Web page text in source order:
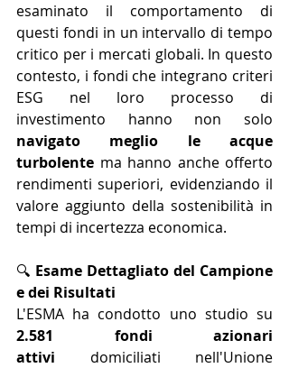
esaminato il comportamento di
questi fondi in un intervallo di tempo
critico per i mercati globali. In questo
contesto, i fondi che integrano criteri
ESG nel loro processo di
navigato meglio le acque
turbolente ma hanno anche offerto
rendimenti superiori, evidenziando il
valore aggiunto della sostenibilità in
tempi di incertezza economica.
🔍 Esame Dettagliato del Campione
e dei Risultati
2.581 fondi azionari
attivi domiciliati nell'Unione